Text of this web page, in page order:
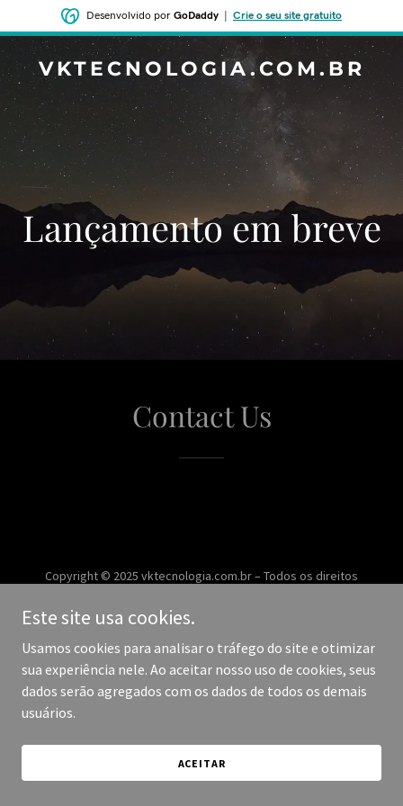
Desenvolvido por GoDaddy Crie o seu site gratuito
VKTECNOLOGIA.COM.BR
‌‌Lançamento em breve
Contact Us
Copyright © 2025 vktecnologia.com.br – Todos os direitos
Este site usa cookies.
Usamos cookies para analisar o tráfego do site e otimizar
sua experiência nele. Ao aceitar nosso uso de cookies, seus
dados serão agregados com os dados de todos os demais
usuários.
ACEITAR